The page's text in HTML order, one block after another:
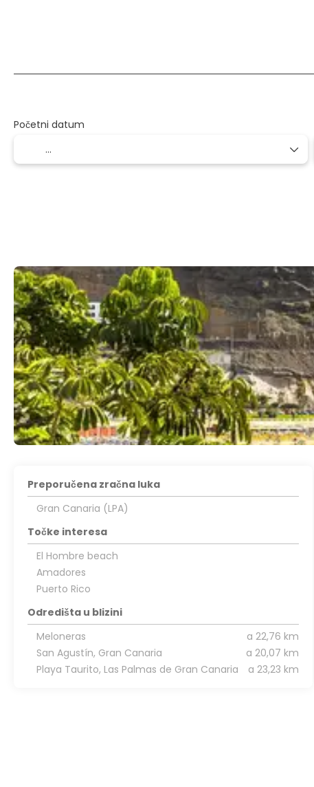
Početni datum
Preporučena zračna luka
Gran Canaria (LPA)
Točke interesa
El Hombre beach
Amadores
Puerto Rico
Odredišta u blizini
Meloneras
a 22,76 km
San Agustín, Gran Canaria
a 20,07 km
Playa Taurito, Las Palmas de Gran Canaria
a 23,23 km